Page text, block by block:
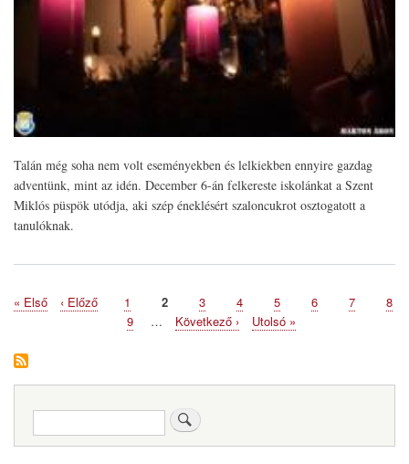
Talán még soha nem volt eseményekben és lelkiekben ennyire gazdag
adventünk, mint az idén. December 6-án felkereste iskolánkat a Szent
Miklós püspök utódja, aki szép éneklésért szaloncukrot osztogatott a
tanulóknak.
Oldalszámozás
Első
« Első
Előző
‹ Előző Page
1 Page
2 Page
3 Page
4 Page
5 Page
6 Page
7
8
Page
9 …
Következő
Következő ›
Utolsó
Utolsó »
Keresés